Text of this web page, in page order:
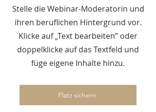
presents
Eventreihe
-
Selbstliebe:
Stelle die Webinar-Moderatorin und
ihren beruflichen Hintergrund vor.
Klicke auf „Text bearbeiten” oder
doppelklicke auf das Textfeld und
füge eigene Inhalte hinzu.
Platz sichern